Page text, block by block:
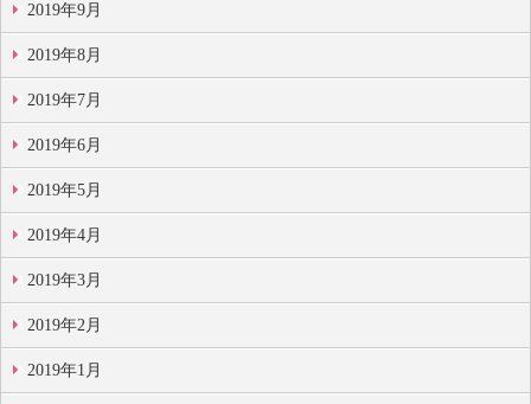
2019年9月
2019年8月
2019年7月
2019年6月
2019年5月
2019年4月
2019年3月
2019年2月
2019年1月